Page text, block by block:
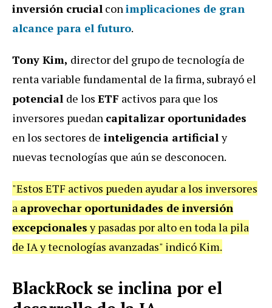
inversión crucial conimplicaciones de gran
alcance para el futuro.
Tony Kim, director del grupo de tecnología de
renta variable fundamental de la firma, subrayó el
potencial de los ETF activos para que los
inversores puedan capitalizar oportunidades
en los sectores de inteligencia artificialy
nuevas tecnologías que aún se desconocen.
"Estos ETF activos pueden ayudar a los inversores
a aprovechar oportunidades de inversión
excepcionalesy pasadas por alto en toda la pila
de IA y tecnologías avanzadas" indicó Kim.
BlackRock se inclina por el